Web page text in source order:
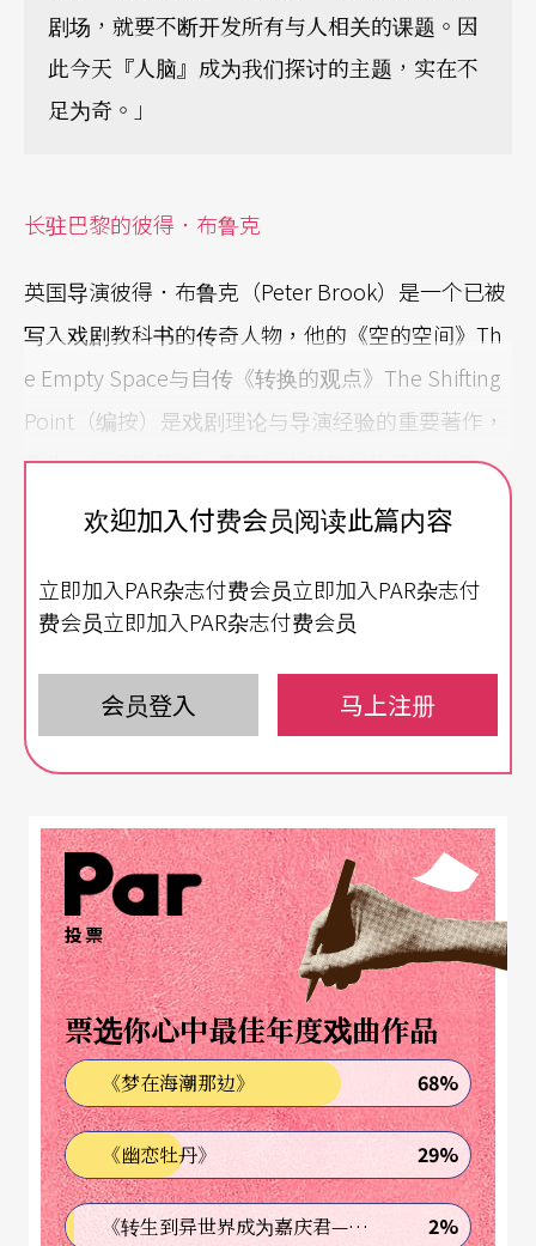
剧场，就要不断开发所有与人相关的课题。因
此今天『人脑』成为我们探讨的主题，实在不
足为奇。」
长驻巴黎的彼得．布鲁克
英国导演彼得．布鲁克（Peter Brook）是一个已被
写入戏剧教科书的传奇人物，他的《空的空间》Th
e Empty Space与自传《转换的观点》The Shifting
Point（编按）是戏剧理论与导演经验的重要著作，
身为一位戏剧导演，重要的当然是他执导的作品。
或许是因为当年听老师津津有味地讲述布鲁克在法
国亚维侬戏剧节执导《摩诃婆罗多》Le Mahabharat
a（注1） ，利用废弃的采石场从黑夜演到天明，历
在巴黎建立「国际戏剧创作中心」（Centre Interna
tional de Créations Théâtrales, CICT），长驻该
大师的杰作。
一九九五年冬天巴黎公共运输大罢工，我怀著「朝
圣」的心情跋涉了两个多小时赶到「北方义大利剧
院」（Théâtre des Bouffes du Nord）（注2），在
这个斑驳老旧的空间中欣赏到取材自莎士比亚《哈
姆雷特》Hamlet片段的《谁在那里》Qui est là。次
年，则在「巴黎秋季艺术节」（Festival d'Automn
e à Paris）看到他执导贝克特（Samuel Beckett 190
6—1989）的《喔！靑春》Oh！ Les beaux jours。
欢迎加入付费会员阅读此篇内容
立即加入PAR杂志付费会员立即加入PAR杂志付
费会员立即加入PAR杂志付费会员
会员登入 马上注册
投票
票选你心中最佳年度戏曲作品
《梦在海潮那边》 68%
《幽恋牡丹》 29%
《转生到异世界成为嘉庆君—发现我的祖先是诈骗集团!?》 2%